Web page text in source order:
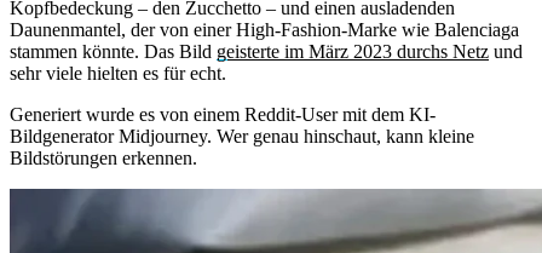
Kopfbedeckung – den Zucchetto – und einen ausladenden
Daunenmantel, der von einer High-Fashion-Marke wie Balenciaga
stammen könnte. Das Bild geisterte im März 2023 durchs Netz und
sehr viele hielten es für echt.
Generiert wurde es von einem Reddit-User mit dem KI-
Bildgenerator Midjourney. Wer genau hinschaut, kann kleine
Bildstörungen erkennen.